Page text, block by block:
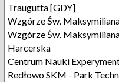
Traugutta [GDY]
Wzgórze Św.
Wzgórze Św.
Harcerska
Centrum Nauki
Redłowo SKM - Park